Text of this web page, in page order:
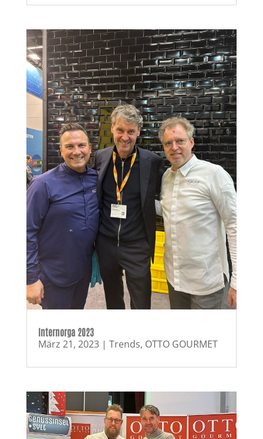
Internorga 2023
März 21, 2023| Trends, OTTO GOURMET